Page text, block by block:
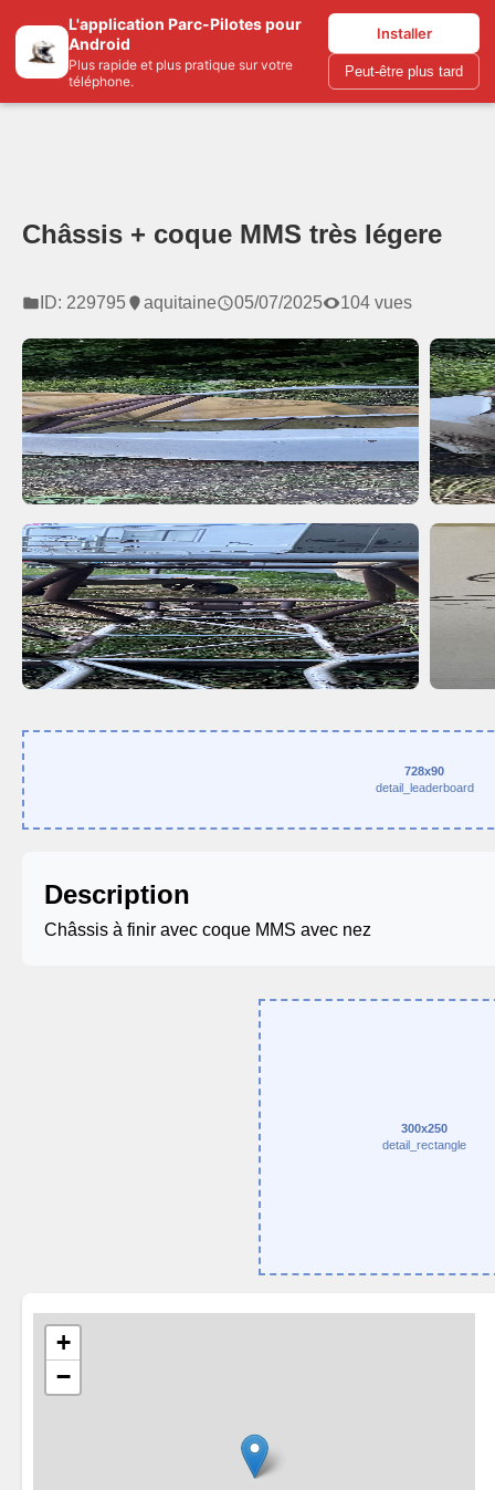
L'application Parc-Pilotes pour
Android
Plus rapide et plus pratique sur votre
téléphone.
Installer
Peut-être plus tard
Parc-pilotes.com
Châssis + coque MMS très légere
ID: 229795 aquitaine 05/07/2025 104 vues
728x90
detail_leaderboard
Description
Châssis à finir avec coque MMS avec nez
300x250
detail_rectangle